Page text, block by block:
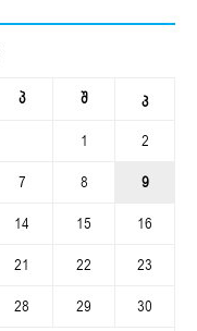
პ შ კ
1
2
7 8
9
14 15
16
21 22
23
28 29
30